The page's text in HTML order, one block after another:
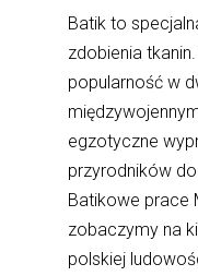
Batik to
zdobienia
popularność w
egzotyczne
przyrodników do
Batikowe prace
zobaczymy na
polskiej